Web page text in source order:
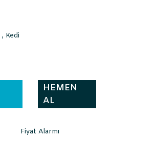
, Kedi
HEMEN
AL
Fiyat Alarmı